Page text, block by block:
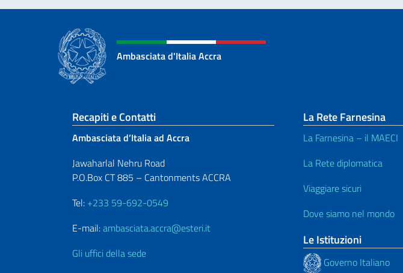
Ambasciata d'Italia Accra
Sezione footer
Recapiti e Contatti
Ambasciata d’Italia ad Accra
Jawaharlal Nehru Road
P.O.Box CT 885 – Cantonments ACCRA
Tel: +233 59-692-0549
E-mail:ambasciata.accra@esteri.it
Gli uffici della sede
La Rete Farnesina
La Farnesina – il MAECI
La Rete diplomatica
Viaggiare sicuri
Dove siamo nel mondo
Le Istituzioni
Governo Italiano